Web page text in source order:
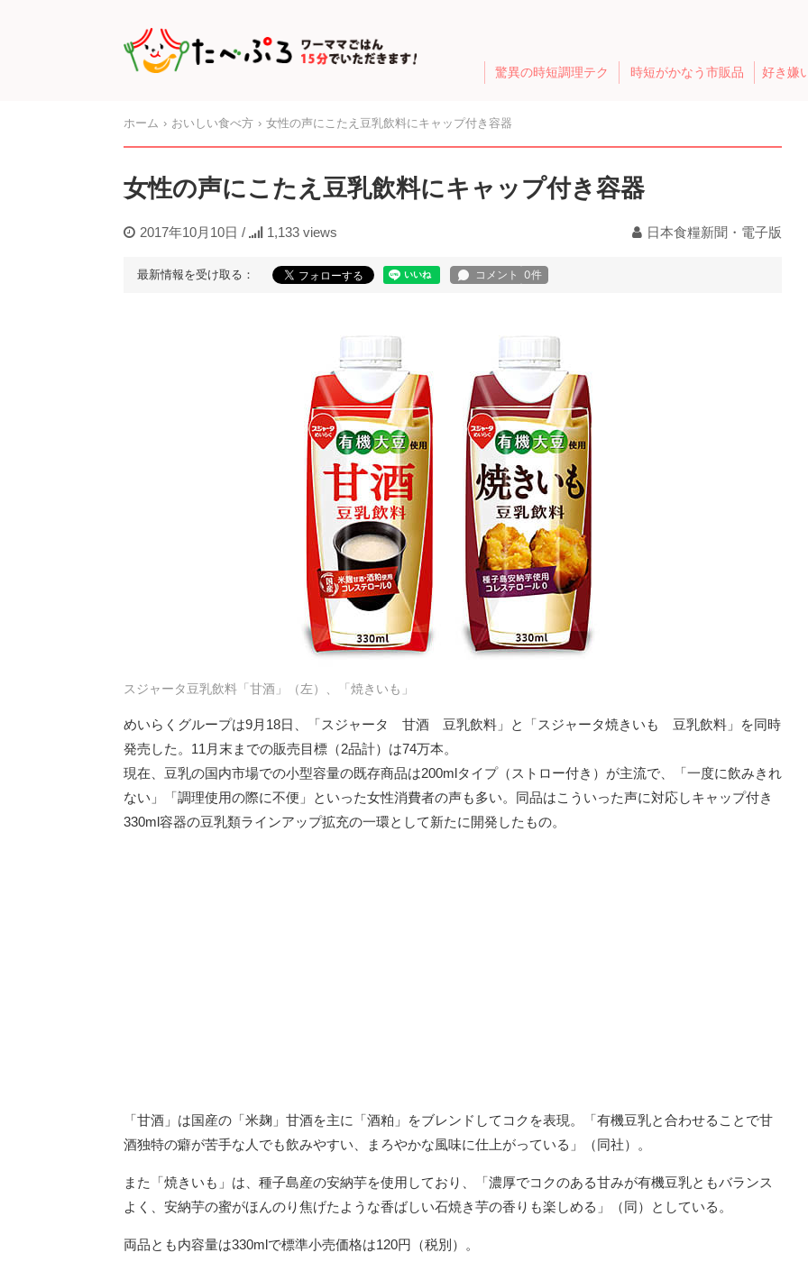
驚異の時短調理テク 時短がかなう市販品 好き嫌
ホーム おいしい食べ方 女性の声にこたえ豆乳飲料にキャップ付き容器
女性の声にこたえ豆乳飲料にキャップ付き容器
2017年10月10日 / 1,133 views 日本食糧新聞・電子版
最新情報を受け取る：
スジャータ豆乳飲料「甘酒」（左）、「焼きいも」
めいらくグループは9月18日、「スジャータ 甘酒 豆乳飲料」と「スジャータ焼きいも 豆乳飲料」を同時
発売した。11月末までの販売目標（2品計）は74万本。
現在、豆乳の国内市場での小型容量の既存商品は200mlタイプ（ストロー付き）が主流で、「一度に飲みきれ
ない」「調理使用の際に不便」といった女性消費者の声も多い。同品はこういった声に対応しキャップ付き
330ml容器の豆乳類ラインアップ拡充の一環として新たに開発したもの。
「甘酒」は国産の「米麹」甘酒を主に「酒粕」をブレンドしてコクを表現。「有機豆乳と合わせることで甘
酒独特の癖が苦手な人でも飲みやすい、まろやかな風味に仕上がっている」（同社）。
また「焼きいも」は、種子島産の安納芋を使用しており、「濃厚でコクのある甘みが有機豆乳ともバランス
よく、安納芋の蜜がほんのり焦げたような香ばしい石焼き芋の香りも楽しめる」（同）としている。
両品とも内容量は330mlで標準小売価格は120円（税別）。